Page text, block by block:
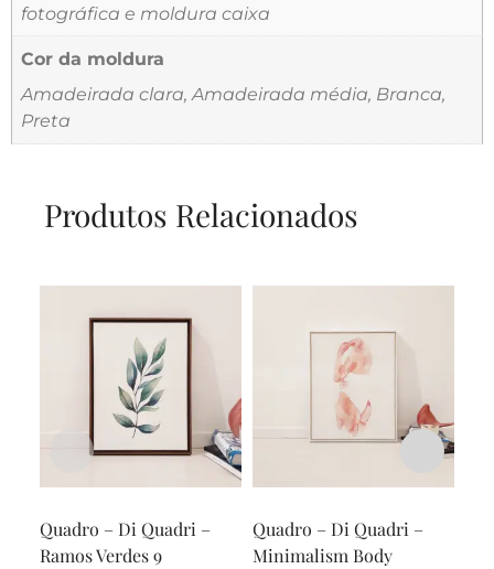
fotográfica e moldura caixa
Cor da moldura
Amadeirada clara, Amadeirada média, Branca,
Preta
Produtos Relacionados
Quadro – Di Quadri –
Ramos Verdes 9
Quadro – Di Quadri –
Minimalism Body